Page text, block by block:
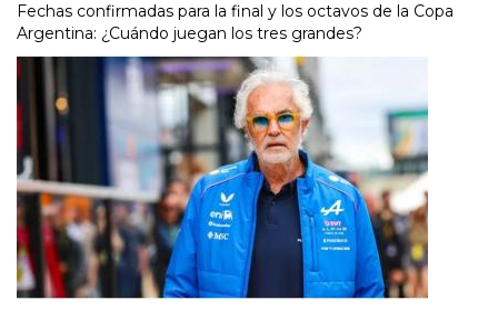
Fechas confirmadas para la final y los octavos de la Copa
Argentina: ¿Cuándo juegan los tres grandes?